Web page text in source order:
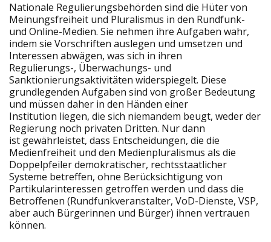
Nationale Regulierungsbehörden sind die Hüter von
Meinungsfreiheit und Pluralismus in den Rundfunk-
und Online-Medien. Sie nehmen ihre Aufgaben wahr,
indem sie Vorschriften auslegen und umsetzen und
Interessen abwägen, was sich in ihren
Regulierungs-, Überwachungs- und
Sanktionierungsaktivitäten widerspiegelt. Diese
grundlegenden Aufgaben sind von großer Bedeutung
und müssen daher in den Händen einer
Institution liegen, die sich niemandem beugt, weder der
Regierung noch privaten Dritten. Nur dann
ist gewährleistet, dass Entscheidungen, die die
Medienfreiheit und den Medienpluralismus als die
Doppelpfeiler demokratischer, rechtsstaatlicher
Systeme betreffen, ohne Berücksichtigung von
Partikularinteressen getroffen werden und dass die
Betroffenen (Rundfunkveranstalter, VoD-Dienste, VSP,
aber auch Bürgerinnen und Bürger) ihnen vertrauen
können.